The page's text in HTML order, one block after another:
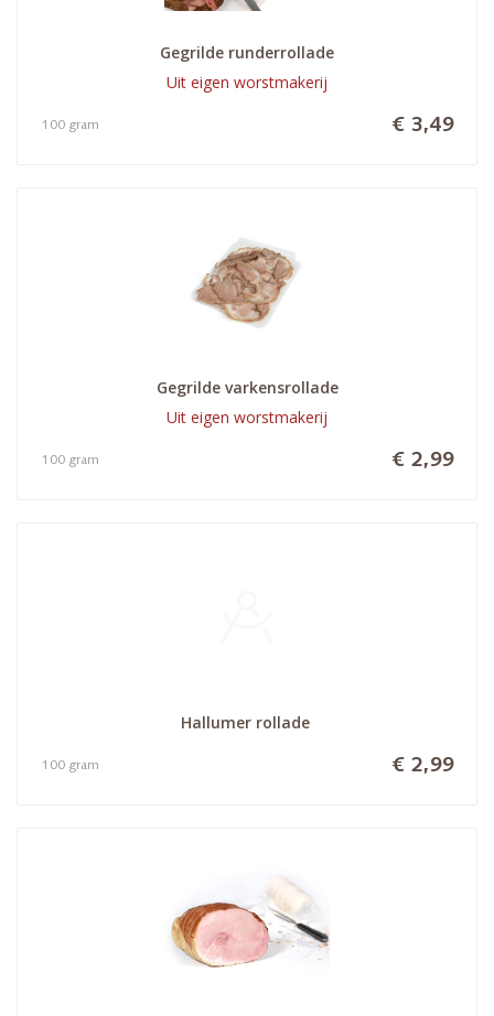
Gegrilde runderrollade
Uit eigen worstmakerij
€ 3,49
100 gram
Gegrilde varkensrollade
Uit eigen worstmakerij
€ 2,99
100 gram
Hallumer rollade
€ 2,99
100 gram